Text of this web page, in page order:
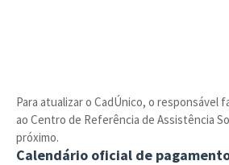
Para atualizar o CadÚnico, o responsável
ao Centro de Referência de Assistência
próximo.
Calendário oficial de